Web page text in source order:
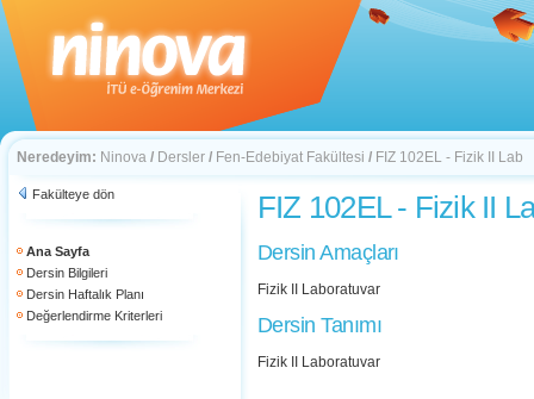
Neredeyim: Ninova / Dersler / Fen-Edebiyat Fakültesi / FIZ 102EL - Fizik II Lab
Fakülteye dön
Ana Sayfa
Dersin Bilgileri
Dersin Haftalık Planı
Değerlendirme Kriterleri
FIZ 102EL - Fizik II
Dersin Amaçları
Fizik II Laboratuvar
Dersin Tanımı
Fizik II Laboratuvar